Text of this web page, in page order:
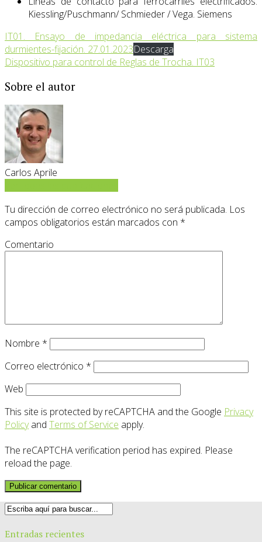
Kiessling/Puschmann/ Schmieder / Vega. Siemens
IT01. Ensayo de impedancia eléctrica para sistema
durmientes-fijación. 27.01.2023Descarga
Dispositivo para control de Reglas de Trocha. IT03
Sobre el autor
Carlos Aprile
Tu dirección de correo electrónico no será publicada. Los
campos obligatorios están marcados con *
Comentario
Nombre *
Correo electrónico *
Web
This site is protected by reCAPTCHA and the Google Privacy
Policyand Terms of Service apply.
The reCAPTCHA verification period has expired. Please
reload the page.
Entradas recientes